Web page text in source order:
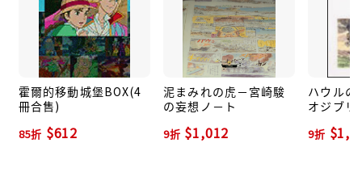
霍爾的移動城堡BOX(4
冊合售)
85折 $612
泥まみれの虎－宮崎駿
の妄想ノ－ト
9折 $1,012
ハウルの
オジブリ
9折